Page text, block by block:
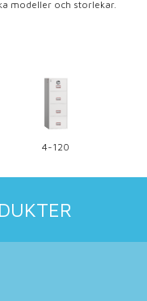
modeller och storlekar.
4-120